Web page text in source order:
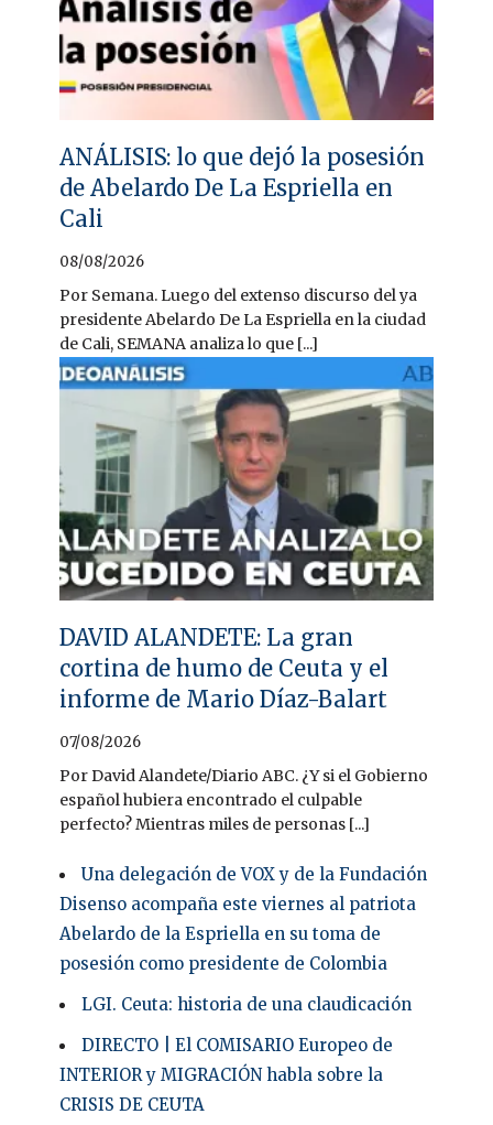
ANÁLISIS: lo que dejó la posesión
de Abelardo De La Espriella en
Cali
08/08/2026
Por Semana. Luego del extenso discurso del ya
presidente Abelardo De La Espriella en la ciudad
de Cali, SEMANA analiza lo que [...]
DAVID ALANDETE: La gran
cortina de humo de Ceuta y el
informe de Mario Díaz-Balart
07/08/2026
Por David Alandete/Diario ABC. ¿Y si el Gobierno
español hubiera encontrado el culpable
perfecto? Mientras miles de personas [...]
Una delegación de VOX y de la Fundación
Disenso acompaña este viernes al patriota
Abelardo de la Espriella en su toma de
posesión como presidente de Colombia
LGI. Ceuta: historia de una claudicación
DIRECTO | El COMISARIO Europeo de
INTERIOR y MIGRACIÓN habla sobre la
CRISIS DE CEUTA